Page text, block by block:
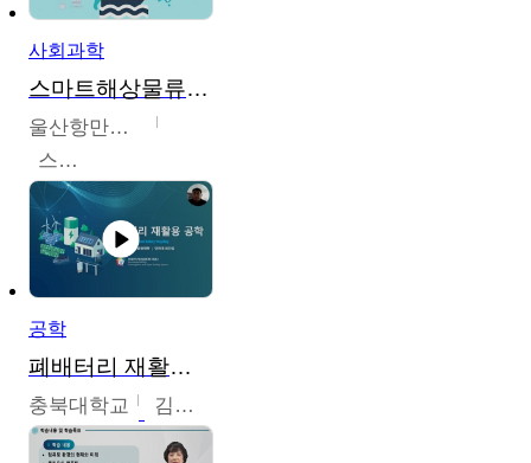
사회과학
스마트해상물류관리사 교육과정2
울산항만공사
스마트해상물류관리사 교육위원회
공학
폐배터리 재활용 공학
충북대학교 김영재,최진섭,한성수,한요셉,윤문수,박유세,강동우,박민준,이동주,조채용